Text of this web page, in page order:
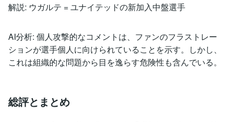
解説: ウガルテ = ユナイテッドの新加入中盤選手
AI分析: 個人攻撃的なコメントは、ファンのフラストレー
ションが選手個人に向けられていることを示す。しかし、
これは組織的な問題から目を逸らす危険性も含んでいる。
総評とまとめ